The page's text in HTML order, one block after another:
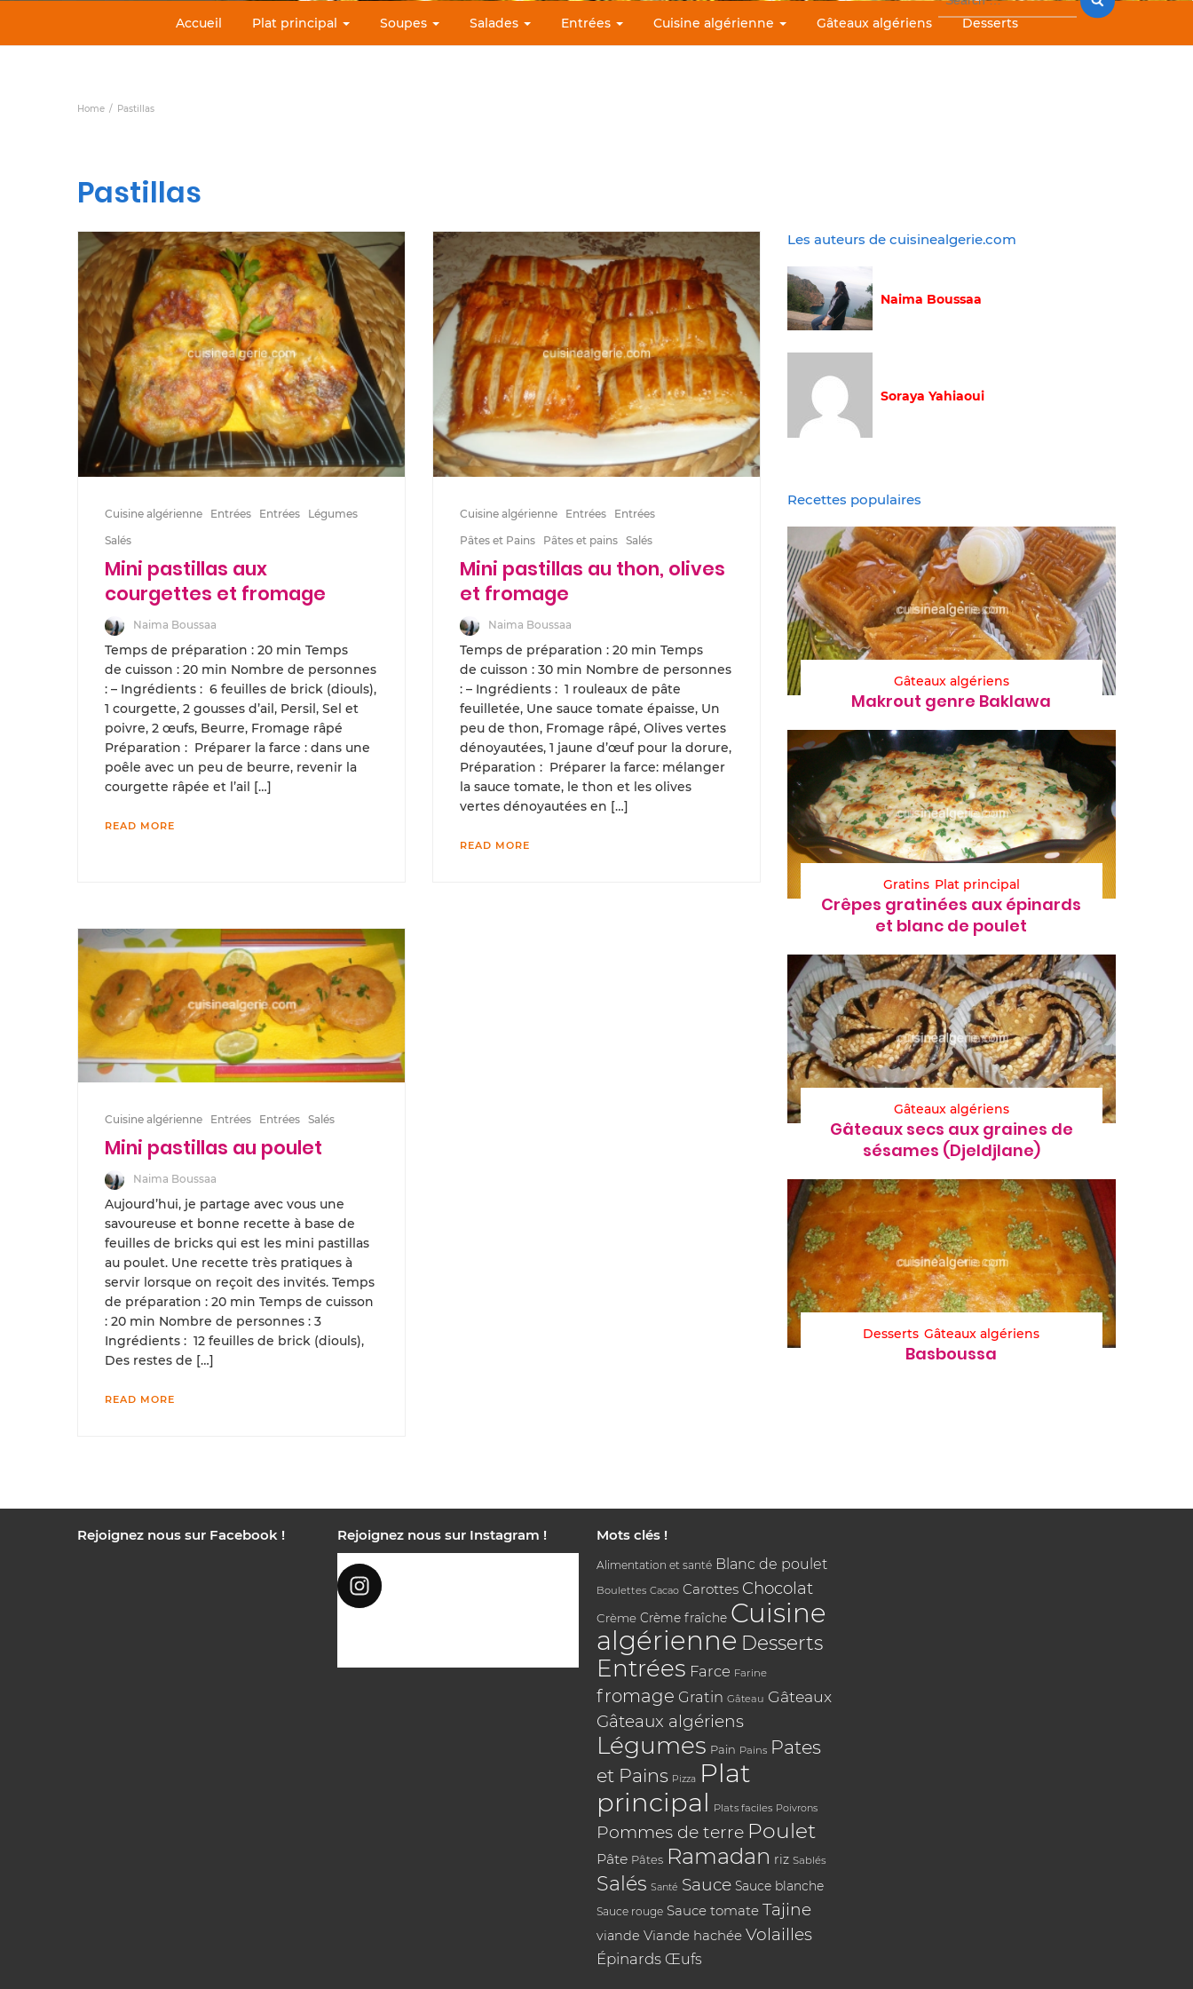
Accueil Plat principal Soupes Salades Entrées Cuisine algérienne Gâteaux algériens Desserts
Home Pastillas
Pastillas
Cuisine algérienne Entrées Entrées
Légumes
Salés
Mini pastillas aux
courgettes et fromage
Naima Boussaa
Temps de préparation : 20 min Temps
de cuisson : 20 min Nombre de personnes
: – Ingrédients : 6 feuilles de brick (diouls),
1 courgette, 2 gousses d’ail, Persil, Sel et
poivre, 2 œufs, Beurre, Fromage râpé
Préparation : Préparer la farce : dans une
poêle avec un peu de beurre, revenir la
courgette râpée et l’ail […]
READ MORE
Cuisine algérienne Entrées
Entrées
Pâtes et Pains
Pâtes et pains Salés
Mini pastillas au thon, olives
et fromage
Naima Boussaa
Temps de préparation : 20 min Temps
de cuisson : 30 min Nombre de personnes
: – Ingrédients : 1 rouleaux de pâte
feuilletée, Une sauce tomate épaisse, Un
peu de thon, Fromage râpé, Olives vertes
dénoyautées, 1 jaune d’œuf pour la dorure,
Préparation : Préparer la farce: mélanger
la sauce tomate, le thon et les olives
vertes dénoyautées en […]
READ MORE
Cuisine algérienne Entrées Entrées Salés
Mini pastillas au poulet
Naima Boussaa
Aujourd’hui, je partage avec vous une
savoureuse et bonne recette à base de
feuilles de bricks qui est les mini pastillas
au poulet. Une recette très pratiques à
servir lorsque on reçoit des invités. Temps
de préparation : 20 min Temps de cuisson
: 20 min Nombre de personnes : 3
Ingrédients : 12 feuilles de brick (diouls),
Des restes de […]
READ MORE
Les auteurs de cuisinealgerie.com
Naima Boussaa
Soraya Yahiaoui
Recettes populaires
Gâteaux algériens
Makrout genre Baklawa
Gratins Plat principal
Crêpes gratinées aux épinards
et blanc de poulet
Gâteaux algériens
Gâteaux secs aux graines de
sésames (Djeldjlane)
Desserts Gâteaux algériens
Basboussa
Rejoignez nous sur Facebook ! Rejoignez nous sur Instagram ! Mots clés !
Alimentation et santé Blanc de poulet
Boulettes Cacao Carottes Chocolat
Crème Crème fraîche Cuisine
algérienne Desserts
Entrées Farce Farine
fromage Gratin Gâteau Gâteaux
Gâteaux algériens
Légumes Pain Pains Pates
et Pains Pizza Plat
principal Plats faciles Poivrons
Pommes de terre Poulet
Pâte Pâtes Ramadan riz Sablés
Salés Santé Sauce Sauce blanche
Sauce rouge Sauce tomate Tajine
viande Viande hachée Volailles
Épinards Œufs